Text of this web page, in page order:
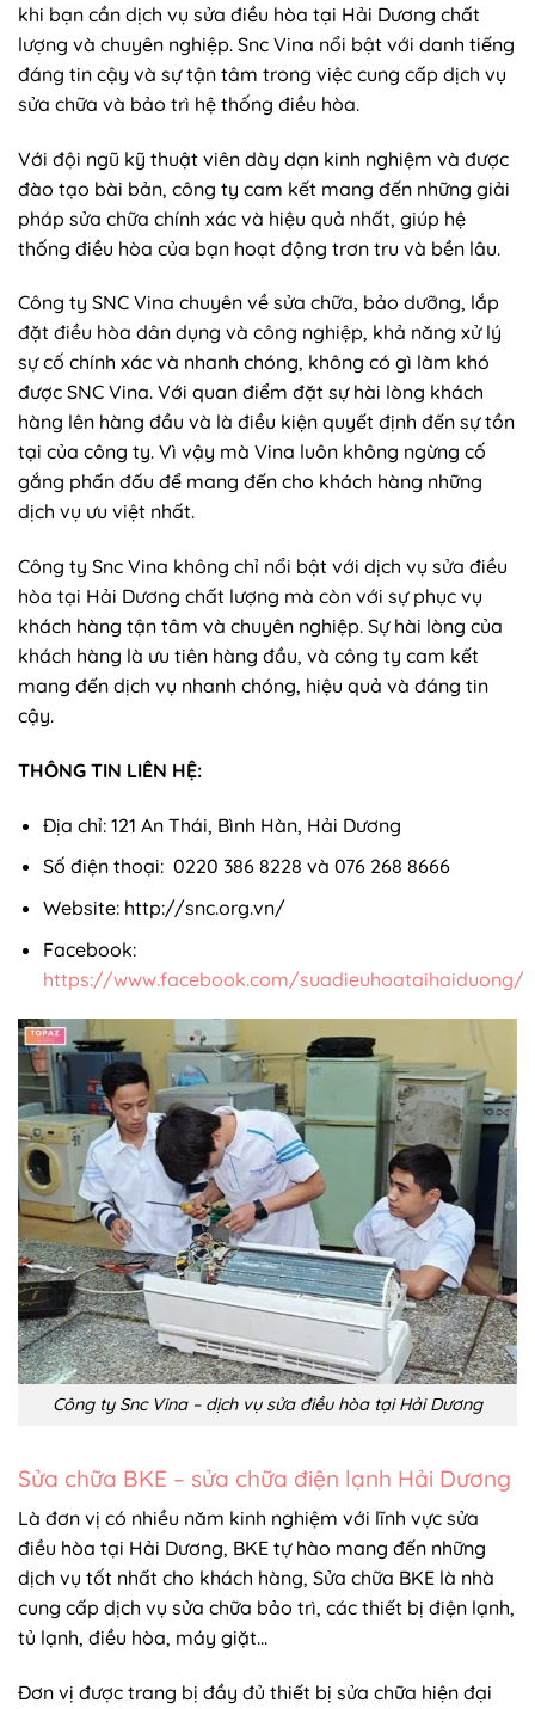
khi bạn cần dịch vụ sửa điều hòa tại Hải Dương chất
lượng và chuyên nghiệp. Snc Vina nổi bật với danh tiếng
đáng tin cậy và sự tận tâm trong việc cung cấp dịch vụ
sửa chữa và bảo trì hệ thống điều hòa.
Với đội ngũ kỹ thuật viên dày dạn kinh nghiệm và được
đào tạo bài bản, công ty cam kết mang đến những giải
pháp sửa chữa chính xác và hiệu quả nhất, giúp hệ
thống điều hòa của bạn hoạt động trơn tru và bền lâu.
Công ty SNC Vina chuyên về sửa chữa, bảo dưỡng, lắp
đặt điều hòa dân dụng và công nghiệp, khả năng xử lý
sự cố chính xác và nhanh chóng, không có gì làm khó
được SNC Vina. Với quan điểm đặt sự hài lòng khách
hàng lên hàng đầu và là điều kiện quyết định đến sự tồn
tại của công ty. Vì vậy mà Vina luôn không ngừng cố
gắng phấn đấu để mang đến cho khách hàng những
dịch vụ ưu việt nhất.
Công ty Snc Vina không chỉ nổi bật với dịch vụ sửa điều
hòa tại Hải Dương chất lượng mà còn với sự phục vụ
khách hàng tận tâm và chuyên nghiệp. Sự hài lòng của
khách hàng là ưu tiên hàng đầu, và công ty cam kết
mang đến dịch vụ nhanh chóng, hiệu quả và đáng tin
cậy.
THÔNG TIN LIÊN HỆ:
Địa chỉ: 121 An Thái, Bình Hàn, Hải Dương
Số điện thoại: 0220 386 8228 và 076 268 8666
Website: http://snc.org.vn/
Facebook:
https://www.facebook.com/suadieuhoataihaiduong/
Công ty Snc Vina – dịch vụ sửa điều hòa tại Hải Dương
Sửa chữa BKE – sửa chữa điện lạnh Hải Dương
Là đơn vị có nhiều năm kinh nghiệm với lĩnh vực sửa
điều hòa tại Hải Dương, BKE tự hào mang đến những
dịch vụ tốt nhất cho khách hàng, Sửa chữa BKE là nhà
cung cấp dịch vụ sửa chữa bảo trì, các thiết bị điện lạnh,
tủ lạnh, điều hòa, máy giặt…
Đơn vị được trang bị đầy đủ thiết bị sửa chữa hiện đại